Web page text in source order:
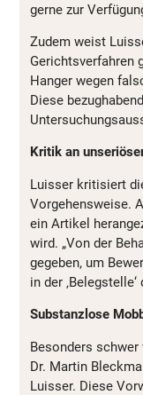
gerne zur
Zudem weist
Gerichtsverfahren
Hanger wegen
Diese
Kritik an
Luisser kritisiert
Vorgehensweise.
ein Artikel
wird. „Von der
gegeben, um
in der
Substanzlose
Besonders
Dr. Martin
Luisser. Diese